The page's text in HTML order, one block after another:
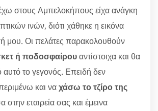
στους Αμπελοκήπους είχα ανάγκη
ινών, διότι χάθηκε η εικόνα
μου. Οι πελάτες παρακολουθούν
ή ποδοσφαίρουαντίστοιχα και θα
το γεγονός. Επειδή δεν
και ναχάσω το τζίρο της
στην εταιρεία σας και έμεινα